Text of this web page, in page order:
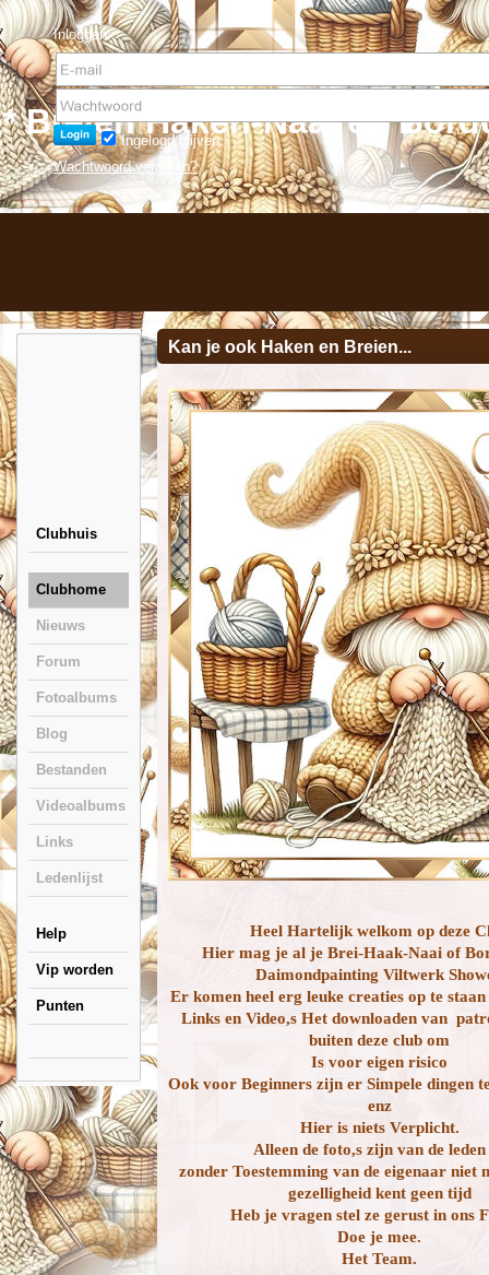
Inloggen:
Ingelogd blijven.
Wachtwoord vergeten?
* Breien Haken-Naai en
Clubhuis
Clubhome
Nieuws
Forum
Fotoalbums
Blog
Bestanden
Videoalbums
Links
Ledenlijst
Help
Vip worden
Punten
Kan je ook Haken en Breien...
Heel Hartelijk welkom op deze
Hier mag je al je Brei-Haak-Naai of
Daimondpainting Viltwerk
Er komen heel erg leuke creaties op te
Links en Video,s Het downloaden van
buiten deze club om
Is voor eigen risico
Ook voor Beginners zijn er Simpele dingen
enz
Hier is niets Verplicht.
Alleen de foto,s zijn van de leden
zonder Toestemming van de eigenaar niet
gezelligheid kent geen tijd
Heb je vragen stel ze gerust in ons
Doe je mee.
Het Team.